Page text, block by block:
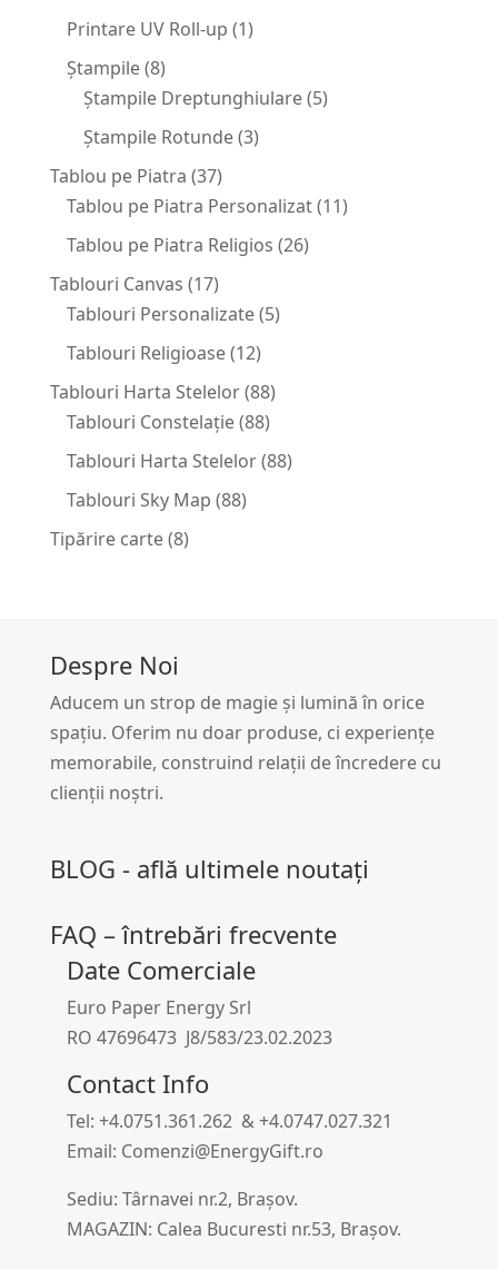
Printare UV Roll-up (1)
Ștampile(8)
Ştampile Dreptunghiulare(5)
Ștampile Rotunde(3)
Tablou pe Piatra (37)
Tablou pe Piatra Personalizat(11)
Tablou pe Piatra Religios (26)
Tablouri Canvas (17)
Tablouri Personalizate(5)
Tablouri Religioase(12)
Tablouri Harta Stelelor(88)
Tablouri Constelație(88)
Tablouri Harta Stelelor(88)
Tablouri Sky Map (88)
Tipărire carte(8)
Despre Noi
Aducem un strop de magie și lumină în orice
spațiu. Oferim nu doar produse, ci experiențe
memorabile, construind relații de încredere cu
clienții noștri.
BLOG - află ultimele noutați
FAQ – întrebări frecvente
Date Comerciale
Euro Paper Energy Srl
RO 47696473 J8/583/23.02.2023
Contact Info
Tel: +4.0751.361.262 & +4.0747.027.321
Email: Comenzi@EnergyGift.ro
Sediu: Târnavei nr.2, Brașov.
MAGAZIN: Calea Bucuresti nr.53, Brașov.